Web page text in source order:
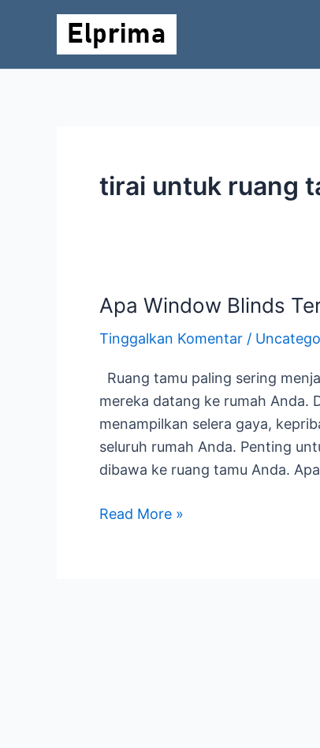
tirai untuk ruang
Apa Window Blinds
Tinggalkan Komentar /
Ruang tamu paling sering
mereka datang ke rumah Anda.
menampilkan selera gaya,
seluruh rumah Anda. Penting
dibawa ke ruang tamu Anda.
Apa
Blinds
Terbaik
untuk
Ruang
Tamu?
Read More »